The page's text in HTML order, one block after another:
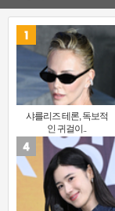
샤를리즈 테론, 독보적
인 귀걸이..